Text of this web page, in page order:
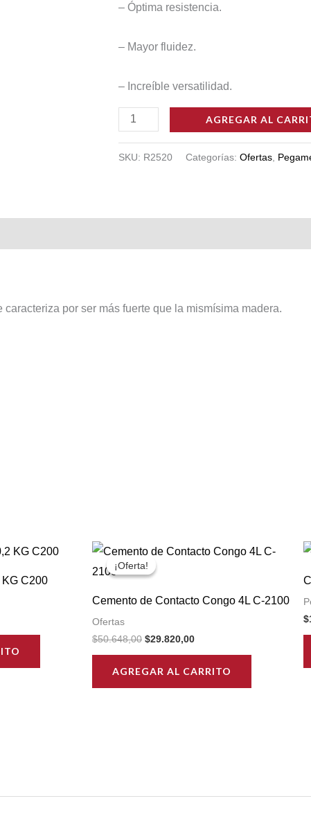
– Óptima resistencia.
– Mayor fluidez.
– Increíble versatilidad.
Cola
Congo
25R
AGREGAR AL
SKU: R2520 Categorías: Ofertas
por ser más fuerte que la mismísima madera.
C200
¡Oferta!
¡Oferta!
Cemento de Contacto Congo 4L C-2100
Ofertas
$50.648,00 Original
$50.648,00.
$29.820,00Current
$29.820,00.
AGREGAR AL CARRITO
$